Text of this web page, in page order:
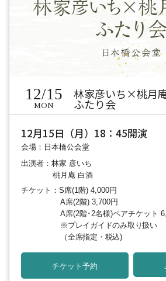
12/15
MON
林家彦いち×桃月
ふたり会
12月15日（月）18：45開演
会場：日本橋公会堂
出演者：林家 彦いち
桃月庵 白酒
チケット：S席(1階) 4,000円
A席(2階) 3,700円
A席(2階･2名様)ペアチケット
※プレイガイドのみ取り扱い
（全席指定・税込)
チケット予約